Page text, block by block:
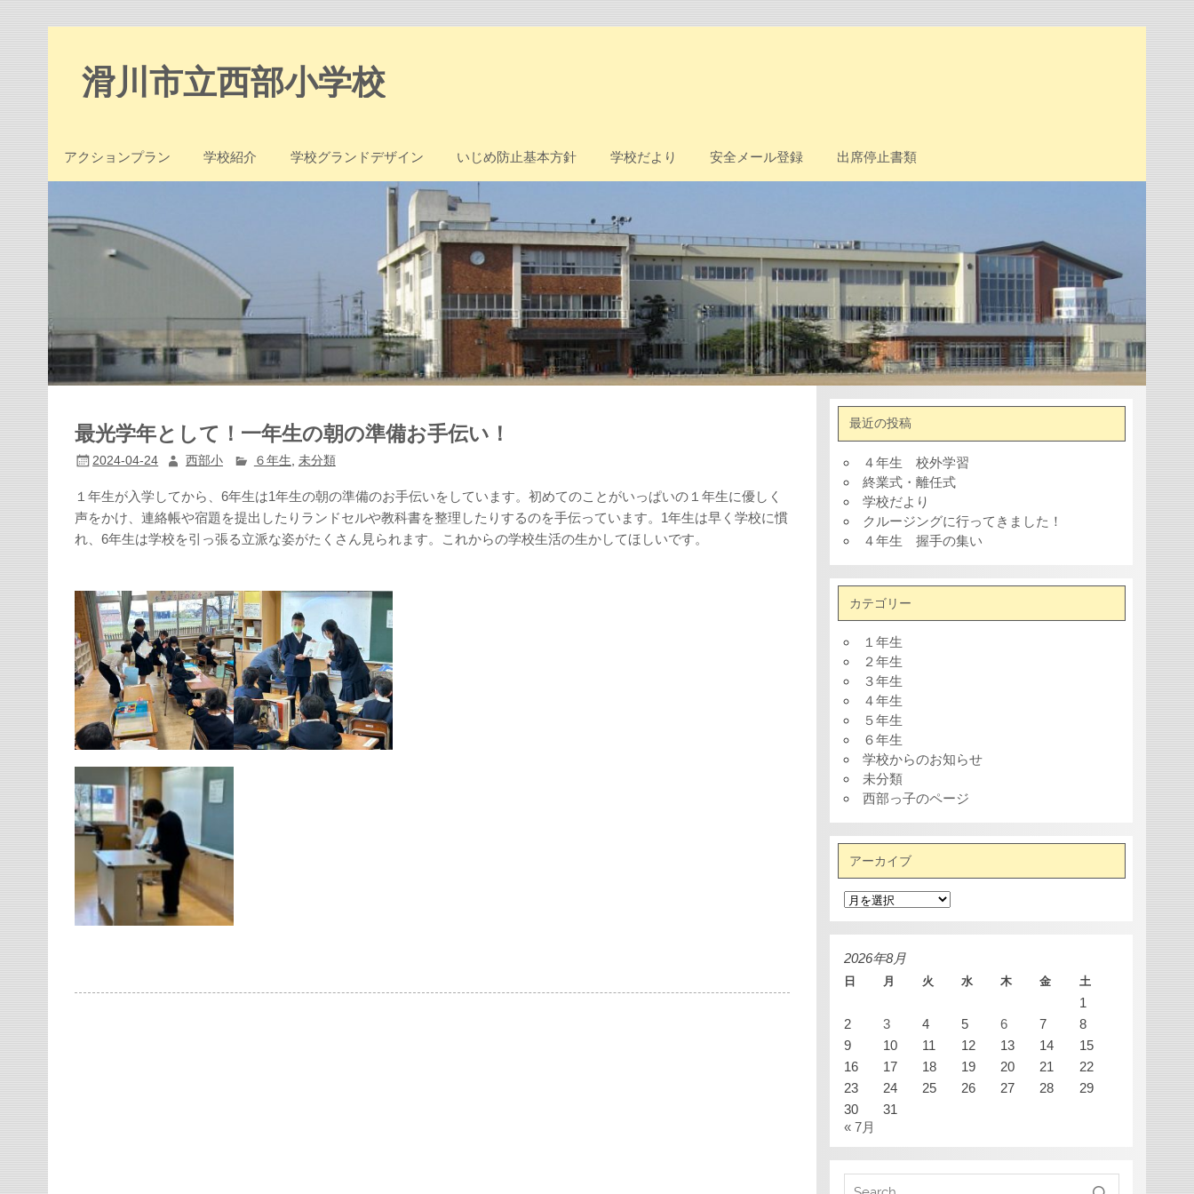
滑川市立西部小学校
アクションプラン 学校紹介 学校グランドデザイン いじめ防止基本方針 学校だより 安全メール登録 出席停止書類
最光学年として！一年生の朝の準備お手伝い！
2024-04-24 西部小 ６年生 未分類
１年生が入学してから、6年生は1年生の朝の準備のお手伝いをしています。初めてのことがいっぱいの１年生に優しく
声をかけ、連絡帳や宿題を提出したりランドセルや教科書を整理したりするのを手伝っています。1年生は早く学校に慣
れ、6年生は学校を引っ張る立派な姿がたくさん見られます。これからの学校生活の生かしてほしいです。
最近の投稿
４年生 校外学習
終業式・離任式
学校だより
クルージングに行ってきました！
４年生 握手の集い
カテゴリー
１年生
２年生
３年生
４年生
５年生
６年生
学校からのお知らせ
未分類
西部っ子のページ
アーカイブ
ア
ー
カ
イ
ブ
2026年8月
日 月 火 水 木 金 土
1
2
3 4 5 6 7
8
9
10 11 12 13 14
15
16
17 18 19 20 21
22
23
24 25 26 27 28
29
30
31
« 7月